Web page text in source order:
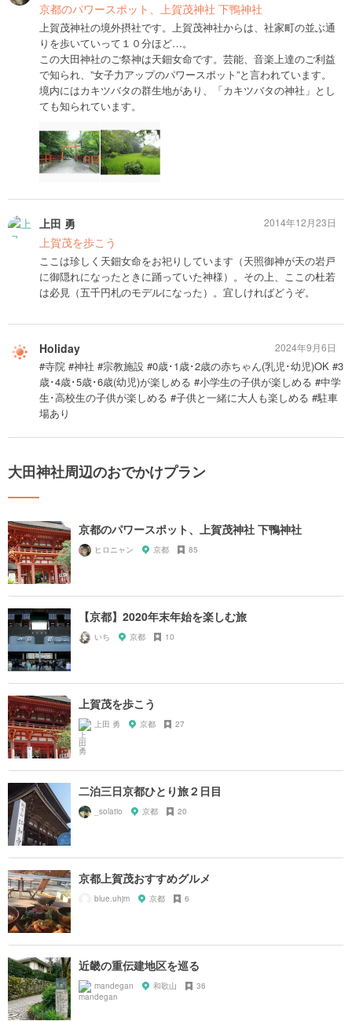
京都のパワースポット、上賀茂神社 下鴨神社
上賀茂神社の境外摂社です。上賀茂神社からは、社家町の並ぶ通
りを歩いていって１０分ほど…。
この大田神社のご祭神は天鈿女命です。芸能、音楽上達のご利益
で知られ、”女子力アップのパワースポット”と言われています。
境内にはカキツバタの群生地があり、「カキツバタの神社」とし
ても知られています。
上田 勇
上賀茂を歩こう
ここは珍しく天鈿女命をお祀りしています（天照御神が天の岩戸
に御隠れになったときに踊っていた神様）。その上、ここの杜若
は必見（五千円札のモデルになった）。宜しければどうぞ。
2014年12月23日
Holiday
#寺院 #神社 #宗教施設 #0歳･1歳･2歳の赤ちゃん(乳児･幼児)OK #3
歳･4歳･5歳･6歳(幼児)が楽しめる #小学生の子供が楽しめる #中学
生･高校生の子供が楽しめる #子供と一緒に大人も楽しめる #駐車
場あり
2024年9月6日
大田神社周辺のおでかけプラン
京都のパワースポット、上賀茂神社 下鴨神社
ヒロニャン 京都 85
【京都】2020年末年始を楽しむ旅
いち 京都 10
上賀茂を歩こう
上田 勇 京都 27
二泊三日京都ひとり旅２日目
_solatio 京都 20
京都上賀茂おすすめグルメ
blue.uhjm 京都 6
近畿の重伝建地区を巡る
mandegan 和歌山 36